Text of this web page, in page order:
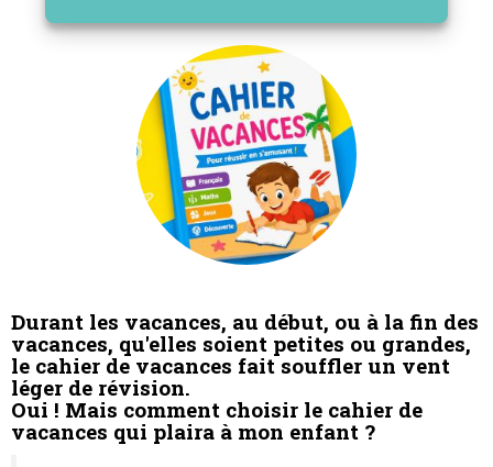
Durant les vacances, au début, ou à la fin des
vacances, qu'elles soient petites ou grandes,
le cahier de vacances fait souffler un vent
léger de révision.
Oui ! Mais comment choisir le cahier de
vacances qui plaira à mon enfant ?